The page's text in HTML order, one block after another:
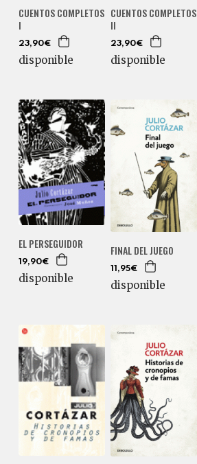
CUENTOS COMPLETOS
I
23,90€
disponible
CUENTOS COMPLETOS
II
23,90€
disponible
EL PERSEGUIDOR
19,90€
disponible
FINAL DEL JUEGO
11,95€
disponible